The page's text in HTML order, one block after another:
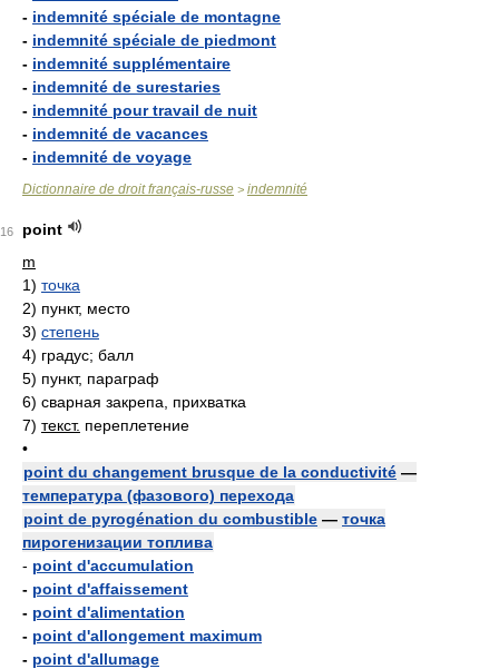
- indemnité spéciale de montagne
- indemnité spéciale de piedmont
- indemnité supplémentaire
- indemnité de surestaries
- indemnité pour travail de nuit
- indemnité de vacances
- indemnité de voyage
Dictionnaire de droit français-russe > indemnité
16
point
m
1) точка
2) пункт, место
3) степень
4) градус; балл
5) пункт, параграф
6) сварная закрепа, прихватка
7) текст. переплетение
•
point du changement brusque de la conductivité —
температура (фазового) перехода
point de pyrogénation du combustible — точка
пирогенизации топлива
- point d'accumulation
- point d'affaissement
- point d'alimentation
- point d'allongement maximum
- point d'allumage